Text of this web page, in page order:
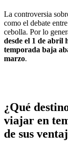
La controversia
como el debate
cebolla. Por lo
desde el 1 de abril
temporada baja
marzo.
¿Qué
viajar en
de sus